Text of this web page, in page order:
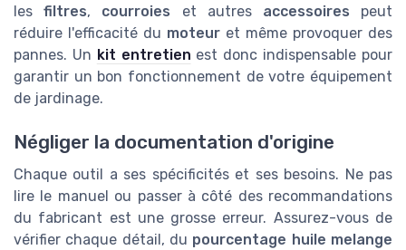
lesfiltres, courroies et autres accessoires peut
réduire l'efficacité du moteur et même provoquer des
pannes. Un kit entretien est donc indispensable pour
garantir un bon fonctionnement de votre équipement
de jardinage.
Négliger la documentation d'origine
Chaque outil a ses spécificités et ses besoins. Ne pas
lire le manuel ou passer à côté des recommandations
du fabricant est une grosse erreur. Assurez-vous de
vérifier chaque détail, du pourcentage huile melange